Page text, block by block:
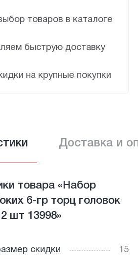
товаров в каталоге
быструю доставку
на крупные покупки
Доставка и
товара «Набор
6-гр торц головок
шт 13998»
скидки 15